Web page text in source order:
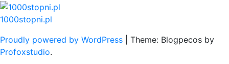
Skip
to
1000stopni.pl
Proudly powered by WordPress
Theme: Blogpecos by
Profoxstudio.